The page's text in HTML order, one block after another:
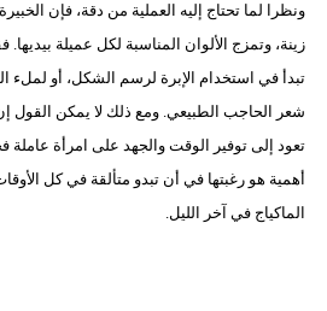
ونظرا لما تحتاج إليه العملية من دقة، فإن
زينة، وتمزج الألوان المناسبة لكل عميلة
تبدأ في استخدام الإبرة لرسم الشكل، أو لملء
شعر الحاجب الطبيعي. ومع ذلك لا يمكن القول
تعود إلى توفير الوقت والجهد على امرأة
أهمية هو رغبتها في أن تبدو متألقة في كل
الماكياج في آخر الليل.